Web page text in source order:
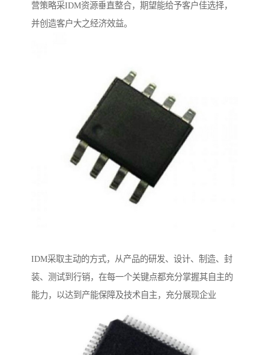
营策略采IDM资源垂直整合，期望能给予客户佳选择，
并创造客户大之经济效益。
IDM采取主动的方式，从产品的研发、设计、制造、封
装、测试到行销，在每一个关键点都充分掌握其自主的
能力，以达到产能保障及技术自主，充分展现企业